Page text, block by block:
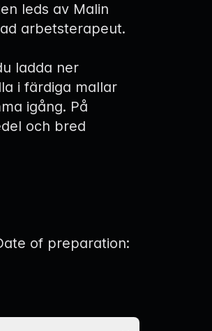
leds av Malin
arbetsterapeut.
ladda ner
i färdiga mallar
igång. På
och bred
of preparation: